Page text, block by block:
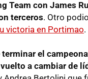
Team con James
terceros. Otro
victoria en Portimao.
terminar el
a cambiar de